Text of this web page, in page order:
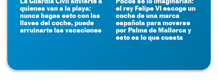
quienes van a la playa:
nunca hagas esto con las
llaves del coche, puede
arruinarte las vacaciones
el rey Felipe VI escoge un
coche de una marca
española para moverse
por Palma de Mallorca y
esto es lo que cuesta